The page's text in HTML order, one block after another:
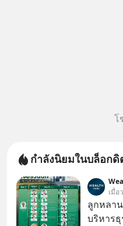
โ
กำลังนิยมในบล็อกดิ
เมื่อ
ลูกหลา
บริหารธุ